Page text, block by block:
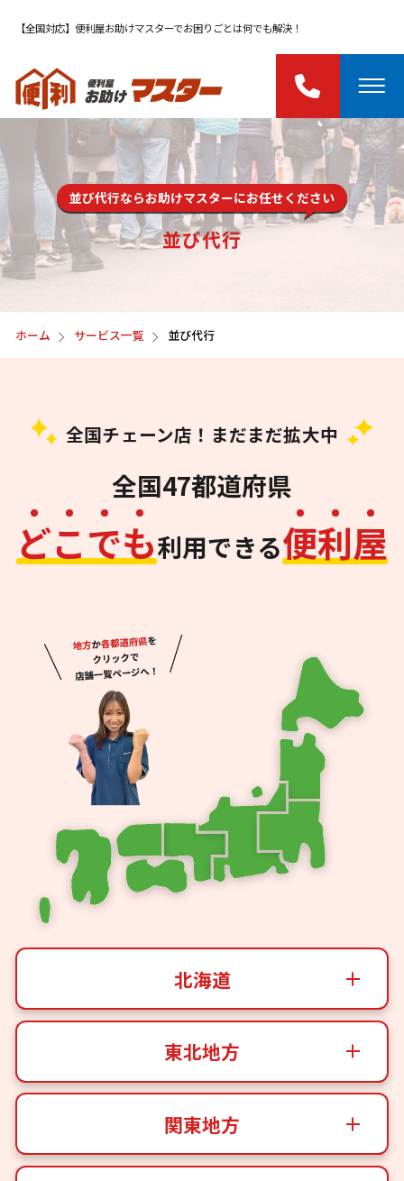
【全国対応】便利屋お助けマスターでお困りごとは何でも解決！
並び代行ならお助けマスターにお任せください
並び代行
ホーム サービス一覧 並び代行
全国チェーン店！まだまだ拡大中
全国47都道府県
どこでも利用できる便利屋
北海道
東北地方
関東地方